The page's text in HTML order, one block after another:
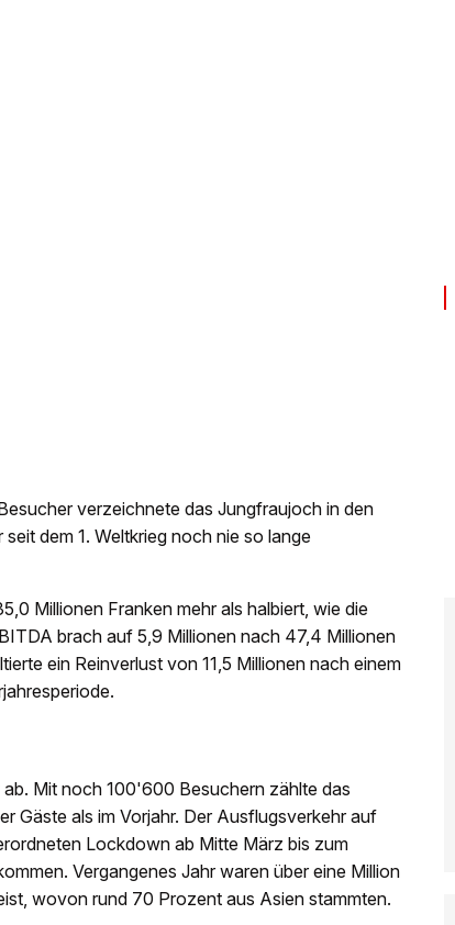
verzeichnete das Jungfraujoch in den
dem 1. Weltkrieg noch nie so lange
Millionen Franken mehr als halbiert, wie die
brach auf 5,9 Millionen nach 47,4 Millionen
ein Reinverlust von 11,5 Millionen nach einem
Mit noch 100'600 Besuchern zählte das
Gäste als im Vorjahr. Der Ausflugsverkehr auf
Lockdown ab Mitte März bis zum
Vergangenes Jahr waren über eine Million
wovon rund 70 Prozent aus Asien stammten.